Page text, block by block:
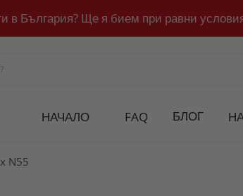
в България? Ще я бием при равни
НАЧАЛО FAQ БЛОГ
N55